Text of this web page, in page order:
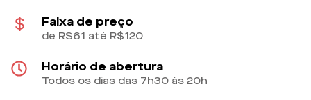
Faixa de preço
de R$61 até R$120
Horário de abertura
Todos os dias das 7h30 às 20h